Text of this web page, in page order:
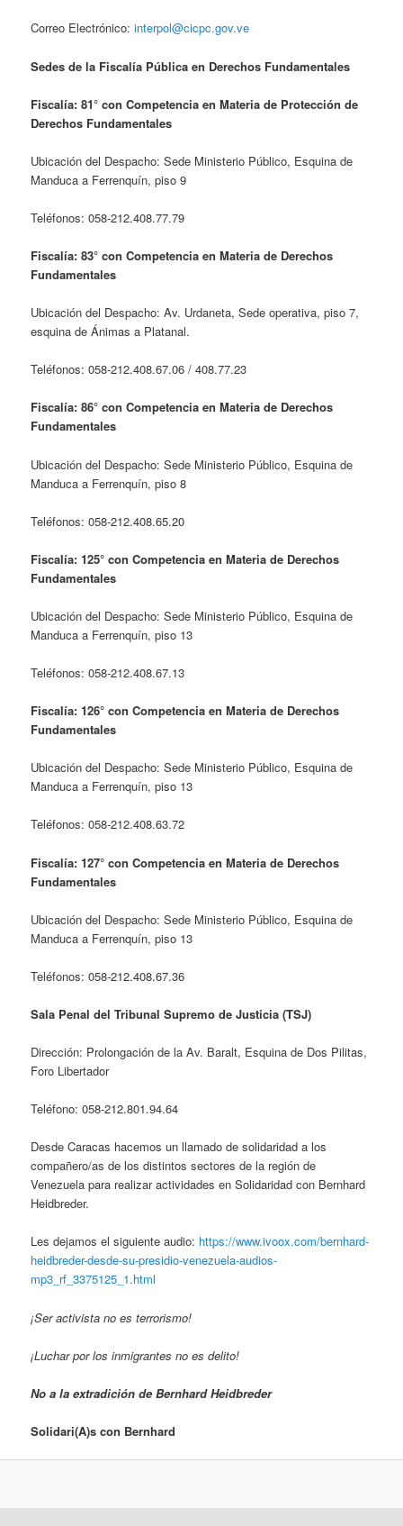
Correo Electrónico:interpol@cicpc.gov.ve
Sedes de la Fiscalía Pública en Derechos Fundamentales
Fiscalía: 81° con Competencia en Materia de Protección de
Derechos Fundamentales
Ubicación del Despacho: Sede Ministerio Público, Esquina de
Manduca a Ferrenquín, piso 9
Teléfonos: 058-212.408.77.79
Fiscalía: 83° con Competencia en Materia de Derechos
Fundamentales
Ubicación del Despacho: Av. Urdaneta, Sede operativa, piso 7,
esquina de Ánimas a Platanal.
Teléfonos: 058-212.408.67.06 / 408.77.23
Fiscalía: 86° con Competencia en Materia de Derechos
Fundamentales
Ubicación del Despacho: Sede Ministerio Público, Esquina de
Manduca a Ferrenquín, piso 8
Teléfonos: 058-212.408.65.20
Fiscalía: 125° con Competencia en Materia de Derechos
Fundamentales
Ubicación del Despacho: Sede Ministerio Público, Esquina de
Manduca a Ferrenquín, piso 13
Teléfonos: 058-212.408.67.13
Fiscalía: 126° con Competencia en Materia de Derechos
Fundamentales
Ubicación del Despacho: Sede Ministerio Público, Esquina de
Manduca a Ferrenquín, piso 13
Teléfonos: 058-212.408.63.72
Fiscalía: 127° con Competencia en Materia de Derechos
Fundamentales
Ubicación del Despacho: Sede Ministerio Público, Esquina de
Manduca a Ferrenquín, piso 13
Teléfonos: 058-212.408.67.36
Sala Penal del Tribunal Supremo de Justicia (TSJ)
Dirección: Prolongación de la Av. Baralt, Esquina de Dos Pilitas,
Foro Libertador
Teléfono: 058-212.801.94.64
Desde Caracas hacemos un llamado de solidaridad a los
compañero/as de los distintos sectores de la región de
Venezuela para realizar actividades en Solidaridad con Bernhard
Heidbreder.
Les dejamos el siguiente audio: https://www.ivoox.com/bernhard-
heidbreder-desde-su-presidio-venezuela-audios-
mp3_rf_3375125_1.html
¡Ser activista no es terrorismo!
¡Luchar por los inmigrantes no es delito!
No a la extradición de Bernhard Heidbreder
Solidari(A)s con Bernhard